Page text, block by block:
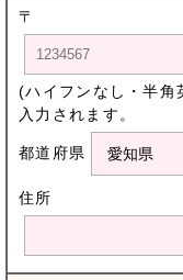
〒
(ハイフンなし・半
入力されます。
都道府県
住所